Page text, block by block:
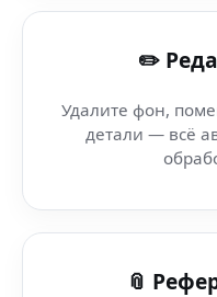
AI Manga стиль — Ibis
AI cinematic light —
AI cinematic frame
✏️
Удалите фон,
детали — всё
📎